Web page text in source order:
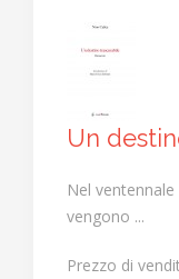
Un
Nel
vengono ...
Prezzo di